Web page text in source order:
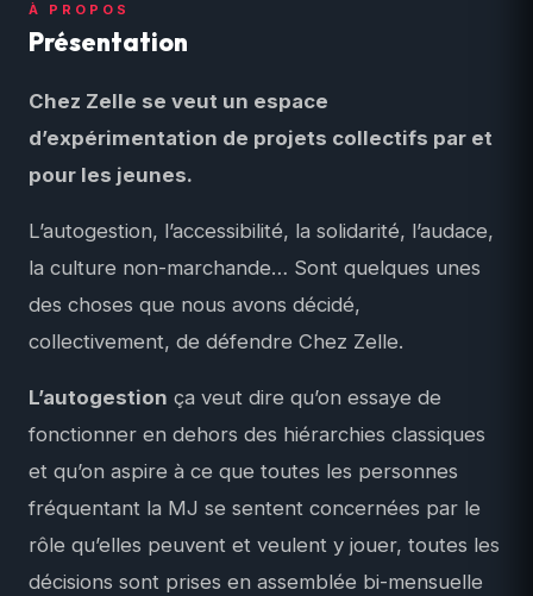
À PROPOS
Présentation
Chez Zelle se veut un espace
d’expérimentation de projets collectifs par et
pour les jeunes.
L’autogestion, l’accessibilité, la solidarité, l’audace,
la culture non-marchande… Sont quelques unes
des choses que nous avons décidé,
collectivement, de défendre Chez Zelle.
L’autogestion ça veut dire qu’on essaye de
fonctionner en dehors des hiérarchies classiques
et qu’on aspire à ce que toutes les personnes
fréquentant la MJ se sentent concernées par le
rôle qu’elles peuvent et veulent y jouer, toutes les
décisions sont prises en assemblée bi-mensuelle